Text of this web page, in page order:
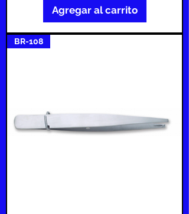
Agregar al carrito
BR-108